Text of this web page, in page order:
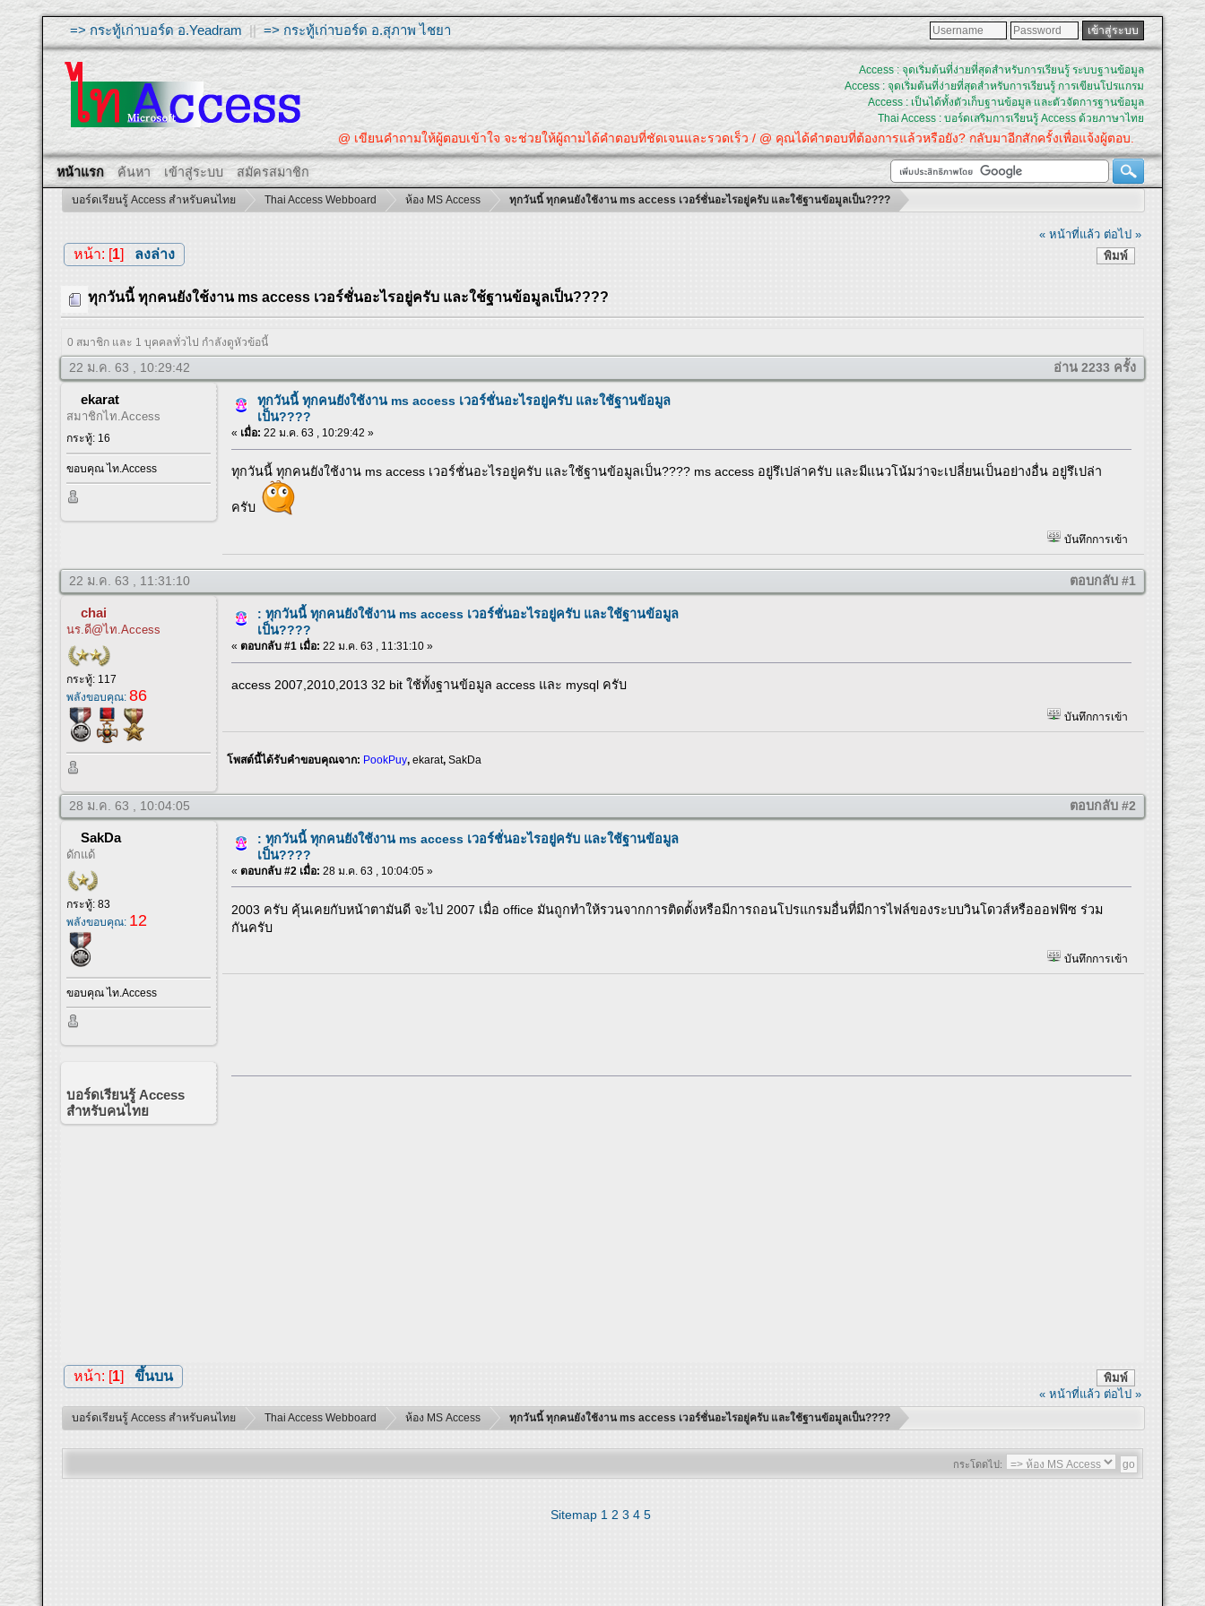
=> กระทู้เก่าบอร์ด อ.Yeadram ||=> กระทู้เก่าบอร์ด อ.สุภาพ ไชยา
Access : จุดเริ่มต้นที่ง่ายที่สุดสำหรับการเรียนรู้ ระบบฐานข้อมูล
Access : จุดเริ่มต้นที่ง่ายที่สุดสำหรับการเรียนรู้ การเขียนโปรแกรม
Access : เป็นได้ทั้งตัวเก็บฐานข้อมูล และตัวจัดการฐานข้อมูล
Thai Access : บอร์ดเสริมการเรียนรู้ Access ด้วยภาษาไทย
@ เขียนคำถามให้ผู้ตอบเข้าใจ จะช่วยให้ผู้ถามได้คำตอบที่ชัดเจนและรวดเร็ว / @ คุณได้คำตอบที่ต้องการแล้วหรือยัง? กลับมาอีกสักครั้งเพื่อแจ้งผู้ตอบ.
หน้าแรก ค้นหา เข้าสู่ระบบ สมัครสมาชิก
บอร์ดเรียนรู้ Access สำหรับคนไทย Thai Access Webboard ห้อง MS Access ทุกวันนี้ ทุกคนยังใช้งาน ms access เวอร์ชั่นอะไรอยู่ครับ และใช้ฐานข้อมูลเป็น????
« หน้าที่แล้ว ต่อไป »
พิมพ์
หน้า: [1] ลงล่าง
ทุกวันนี้ ทุกคนยังใช้งาน ms access เวอร์ชั่นอะไรอยู่ครับ และใช้ฐานข้อมูลเป็น????
0 สมาชิก และ 1 บุคคลทั่วไป กำลังดูหัวข้อนี้
22 ม.ค. 63 , 10:29:42 อ่าน 2233 ครั้ง
ekarat
สมาชิกไท.Access
กระทู้: 16
ขอบคุณ ไท.Access
ทุกวันนี้ ทุกคนยังใช้งาน ms access เวอร์ชั่นอะไรอยู่ครับ และใช้ฐานข้อมูล
เป็น????
« เมื่อ: 22 ม.ค. 63 , 10:29:42 »
ทุกวันนี้ ทุกคนยังใช้งาน ms access เวอร์ชั่นอะไรอยู่ครับ และใช้ฐานข้อมูลเป็น???? ms access อยู่รึเปล่าครับ และมีแนวโน้มว่าจะเปลี่ยนเป็นอย่างอื่น อยู่รึเปล่า
ครับ
บันทึกการเข้า
22 ม.ค. 63 , 11:31:10 ตอบกลับ #1
chai
นร.ดี@ไท.Access
กระทู้: 117
พลังขอบคุณ:86
: ทุกวันนี้ ทุกคนยังใช้งาน ms access เวอร์ชั่นอะไรอยู่ครับ และใช้ฐานข้อมูล
เป็น????
« ตอบกลับ #1 เมื่อ: 22 ม.ค. 63 , 11:31:10 »
access 2007,2010,2013 32 bit ใช้ทั้งฐานข้อมูล access และ mysql ครับ
บันทึกการเข้า
โพสต์นี้ได้รับคำขอบคุณจาก: PookPuy,ekarat,SakDa
28 ม.ค. 63 , 10:04:05 ตอบกลับ #2
SakDa
ดักแด้
กระทู้: 83
พลังขอบคุณ: 12
ขอบคุณ ไท.Access
: ทุกวันนี้ ทุกคนยังใช้งาน ms access เวอร์ชั่นอะไรอยู่ครับ และใช้ฐานข้อมูล
เป็น????
« ตอบกลับ #2 เมื่อ: 28 ม.ค. 63 , 10:04:05 »
2003 ครับ คุ้นเคยกับหน้าตามันดี จะไป 2007 เมื่อ office มันถูกทำให้รวนจากการติดตั้งหรือมีการถอนโปรแกรมอื่นที่มีการไฟล์ของระบบวินโดวส์หรือออฟฟิซ ร่วม
กันครับ
บันทึกการเข้า
บอร์ดเรียนรู้ Access
สำหรับคนไทย
พิมพ์
หน้า: [1] ขึ้นบน
« หน้าที่แล้ว ต่อไป »
บอร์ดเรียนรู้ Access สำหรับคนไทย Thai Access Webboard ห้อง MS Access ทุกวันนี้ ทุกคนยังใช้งาน ms access เวอร์ชั่นอะไรอยู่ครับ และใช้ฐานข้อมูลเป็น????
กระโดดไป:
Sitemap 1 2 3 4 5